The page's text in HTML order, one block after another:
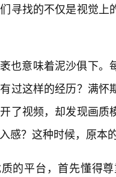
寻找的不仅是视觉
也意味着泥沙俱下
过这样的经历？满
了视频，却发现画
感？这种时候，原本
的平台，首先懂得